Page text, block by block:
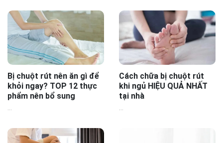
Bị chuột rút nên ăn gì để
khỏi ngay? TOP 12 thực
phẩm nên bổ sung
...
Cách chữa bị chuột rút
khi ngủ HIỆU QUẢ NHẤT
tại nhà
...